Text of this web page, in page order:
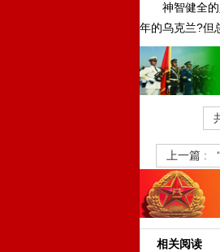
神智健全的
年的乌克兰?但
上一篇 :
相关阅读